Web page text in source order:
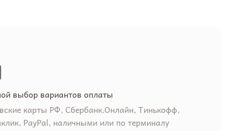
выбор вариантов оплаты
карты РФ, Сбербанк.Онлайн, Тинькофф,
PayPal, наличными или по терминалу